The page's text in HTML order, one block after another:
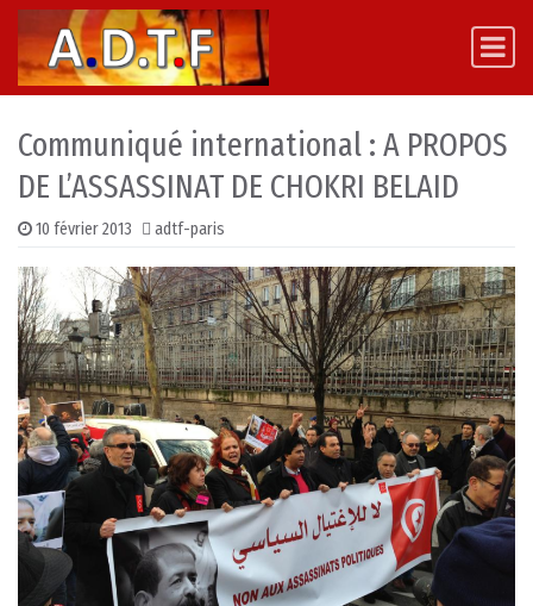
Skip to content
Main Navigation
Communiqué international : A PROPOS
DE L’ASSASSINAT DE CHOKRI BELAID
10 février 2013 adtf-paris